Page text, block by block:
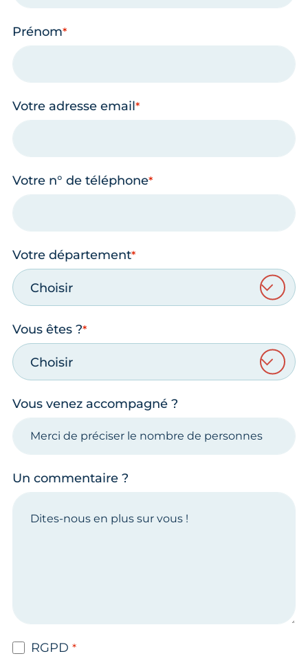
Prénom
Votre adresse email
Votre n° de téléphone
Votre département
Choisir
Vous êtes ?
Choisir
Vous venez accompagné ?
Un commentaire ?
RGPD